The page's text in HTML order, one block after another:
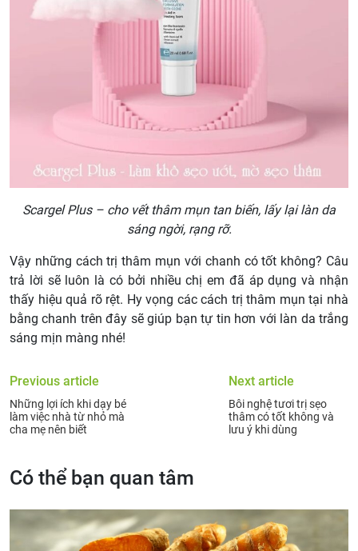
Scargel Plus – cho vết thâm mụn tan biến, lấy lại làn da
sáng ngời, rạng rỡ.
Vậy những cách trị thâm mụn với chanh có tốt không? Câu
trả lời sẽ luôn là có bởi nhiều chị em đã áp dụng và nhận
thấy hiệu quả rõ rệt. Hy vọng các cách trị thâm mụn tại nhà
bằng chanh trên đây sẽ giúp bạn tự tin hơn với làn da trắng
sáng mịn màng nhé!
Previous article
Những lợi ích khi dạy bé
làm việc nhà từ nhỏ mà
cha mẹ nên biết
Next article
Bôi nghệ tươi trị sẹo
thâm có tốt không và
lưu ý khi dùng
Có thể bạn quan tâm